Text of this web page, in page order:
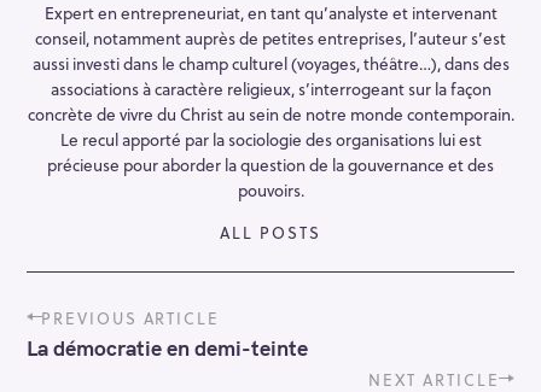
Expert en entrepreneuriat, en tant qu’analyste et intervenant
conseil, notamment auprès de petites entreprises, l’auteur s’est
aussi investi dans le champ culturel (voyages, théâtre…), dans des
associations à caractère religieux, s’interrogeant sur la façon
concrète de vivre du Christ au sein de notre monde contemporain.
Le recul apporté par la sociologie des organisations lui est
précieuse pour aborder la question de la gouvernance et des
pouvoirs.
ALL POSTS
P
o
s
PREVIOUS ARTICLE
La démocratie en demi-teinte
NEXT ARTICLE